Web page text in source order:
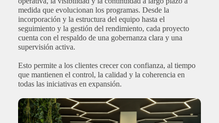
medida que evolucionan los programas. Desde la
incorporación y la estructura del equipo hasta el
seguimiento y la gestión del rendimiento, cada proyecto
cuenta con el respaldo de una gobernanza clara y una
supervisión activa.
Esto permite a los clientes crecer con confianza, al tiempo
que mantienen el control, la calidad y la coherencia en
todas las iniciativas en expansión.